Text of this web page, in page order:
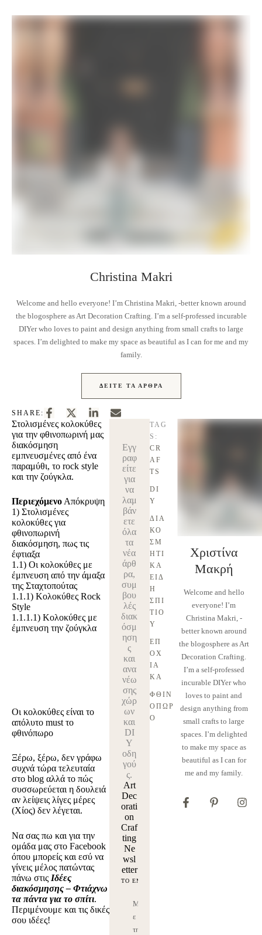
Christina Makri
Welcome and hello everyone! I’m Christina Makri, -better known around
the blogosphere as Art Decoration Crafting. I’m a self-professed incurable
DIYer who loves to paint and design anything from small crafts to large
spaces. I’m delighted to make my space as beautiful as I can for me and my
family.
ΔΕΊΤΕ ΤΑ ΆΡΘΡΑ
SHARE:
Στολισμένες κολοκύθες
για την φθινοπωρινή μας
διακόσμηση
εμπνευσμένες από ένα
παραμύθι, το rock style
και την ζούγκλα.
Περιεχόμενο Απόκρυψη
1) Στολισμένες
κολοκύθες για
φθινοπωρινή
διακόσμηση, πως τις
έφτιαξα
1.1) Οι κολοκύθες με
έμπνευση από την άμαξα
της Σταχτοπούτας
1.1.1) Κολοκύθες Rock
Style
1.1.1.1) Κολοκύθες με
έμπνευση την ζούγκλα
Οι κολοκύθες είναι το
απόλυτο must το
φθινόπωρο
Ξέρω, ξέρω, δεν γράφω
συχνά τώρα τελευταία
στο blog αλλά το πώς
συσσωρεύεται η δουλειά
αν λείψεις λίγες μέρες
(Χίος) δεν λέγεται.
Να σας πω και για την
ομάδα μας στο Facebook
όπου μπορείς και εσύ να
γίνεις μέλος πατώντας
πάνω στις Ιδέες
διακόσμησης – Φτιάχνω
τα πάντα για το σπίτι.
Περιμένουμε και τις δικές
σου ιδέες!
Εγγ
ραφ
είτε
για
να
λαμ
βάν
ετε
όλα
τα
νέα
άρθ
ρα,
συμ
βου
λές
διακ
όσμ
ηση
ς
και
ανα
νέω
σης
χώρ
ων
και
DI
Y
οδη
γού
ς.
Art
Dec
orati
on
Craf
ting
Ne
wsl
etter
Μ
ε
τη
TAG
S:
CR
AF
TS
DI
Y
ΔΙΑ
ΚΟ
ΣΜ
ΗΤΙ
ΚΆ
ΕΊΔ
Η
ΣΠΙ
ΤΙΟ
Ύ
ΕΠ
ΟΧ
ΙΑ
ΚΆ
ΦΘΙΝ
ΌΠΩΡ
Ο
Χριστίνα
Μακρή
Welcome and hello
everyone! I’m
Christina Makri, -
better known around
the blogosphere as Art
Decoration Crafting.
I’m a self-professed
incurable DIYer who
loves to paint and
design anything from
small crafts to large
spaces. I’m delighted
to make my space as
beautiful as I can for
me and my family.